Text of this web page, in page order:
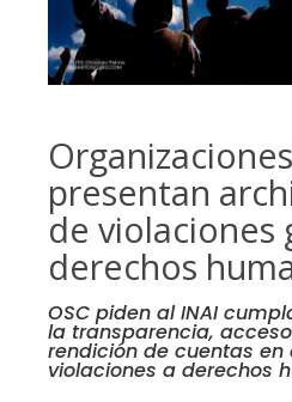
presentan
de violaciones
derechos
OSC piden al INAI
la transparencia,
rendición de cuentas en
violaciones a derechos